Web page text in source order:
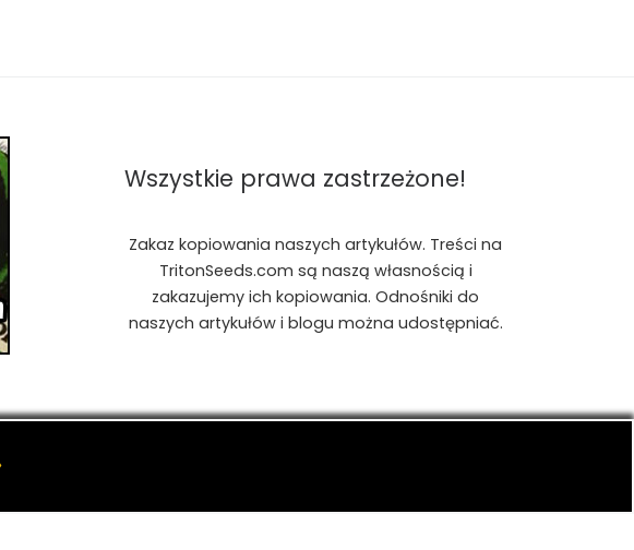
Wszystkie prawa zastrzeżone!
Zakaz kopiowania naszych artykułów. Treści na
TritonSeeds.com są naszą własnością i
zakazujemy ich kopiowania. Odnośniki do
naszych artykułów i blogu można udostępniać.
cannabis, konopiach indyjskich, CBD, RSO, THC.